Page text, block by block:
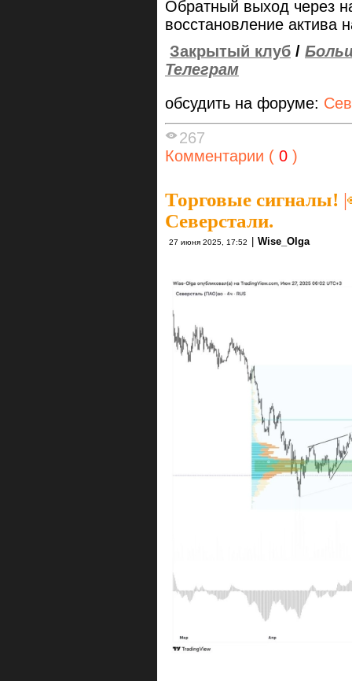
Обратный выход через
восстановление
Закрытый клуб /
Телеграм
обсудить на форуме:
267
Комментарии ( 0 )
Торговые сигналы! |
Северстали.
27 июня 2025, 17:52 Wise_Olga